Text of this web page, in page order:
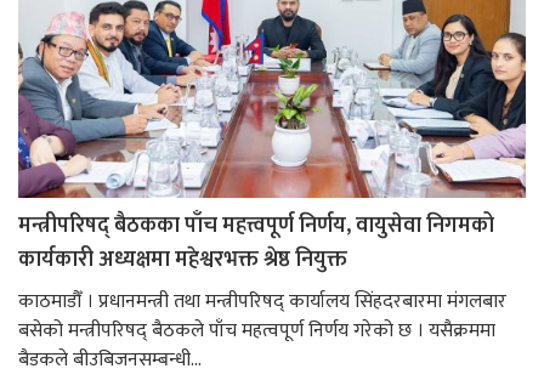
मन्त्रीपरिषद् बैठकका पाँच महत्त्वपूर्ण निर्णय, वायुसेवा निगमको
कार्यकारी अध्यक्षमा महेश्वरभक्त श्रेष्ठ नियुक्त
काठमाडौँ । प्रधानमन्त्री तथा मन्त्रीपरिषद् कार्यालय सिंहदरबारमा मंगलबार
बसेको मन्त्रीपरिषद् बैठकले पाँच महत्वपूर्ण निर्णय गरेको छ । यसैक्रममा
बैडकले बीउबिजनसम्बन्धी...